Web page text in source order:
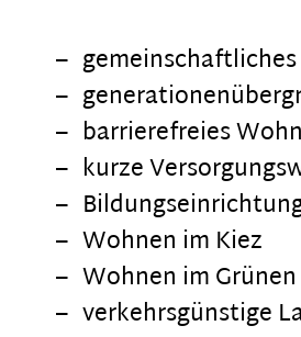
barrierefreies
kurze
Wohnen im Kiez
Wohnen im Grünen
verkehrsgünstige